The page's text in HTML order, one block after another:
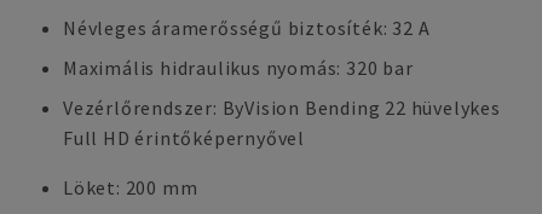
Névleges áramerősségű biztosíték: 32 A
Maximális hidraulikus nyomás: 320 bar
Vezérlőrendszer: ByVision Bending 22 hüvelykes
Full HD érintőképernyővel
Löket: 200 mm